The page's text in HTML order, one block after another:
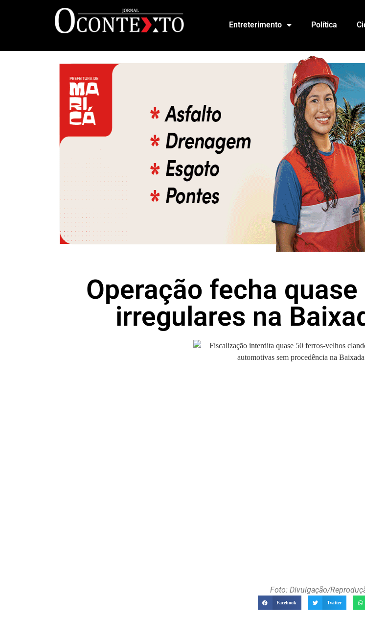
Entreterimento Política
Operação fecha
irregulares na
Foto: Divulgação/
Facebook Twitter